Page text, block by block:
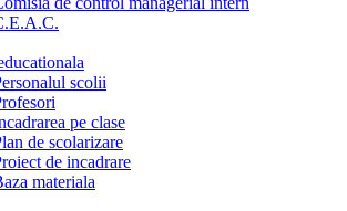
scolii
pe clase
de scolarizare
de incadrare
materiala